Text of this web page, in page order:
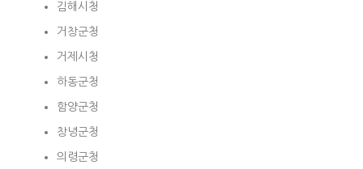
김해시청
거창군청
거제시청
하동군청
함양군청
창녕군청
의령군청